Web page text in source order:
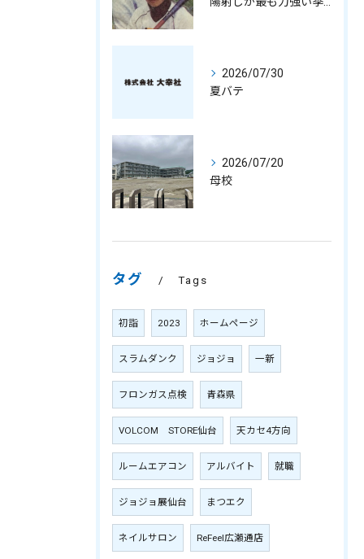
2026/07/30
夏バテ
2026/07/20
母校
タグ Tags
初詣 2023 ホームページ
スラムダンク ジョジョ 一新
フロンガス点検 青森県
VOLCOM STORE仙台 天カセ4方向
ルームエアコン アルバイト 就職
ジョジョ展仙台 まつエク
ネイルサロン ReFeel広瀬通店